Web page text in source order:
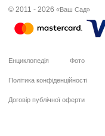
© 2011 - 2026 «Ваш Сад»
Енциклопедія Фото
Політика конфіденційності
Договір публічної оферти